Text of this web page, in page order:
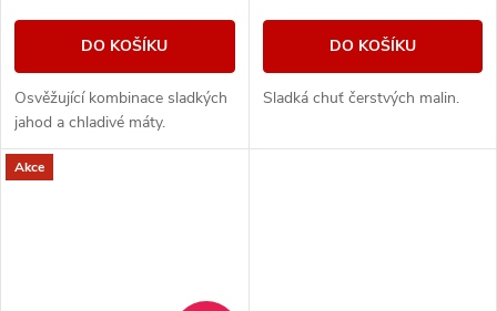
DO KOŠÍKU
Osvěžující kombinace sladkých
jahod a chladivé máty.
DO KOŠÍKU
Sladká chuť čerstvých malin.
Akce